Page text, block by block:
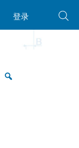
登录
工具/